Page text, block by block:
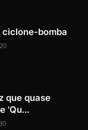
ciclone-bomba
que quase
'Qu...